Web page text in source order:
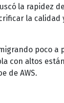
la rapidez
la
poco a
con altos
de AWS.